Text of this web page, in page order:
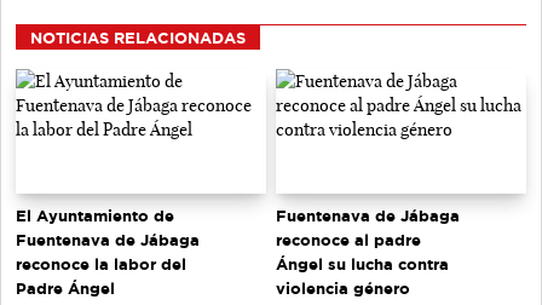
NOTICIAS RELACIONADAS
El Ayuntamiento de
Fuentenava de Jábaga
reconoce la labor del
Padre Ángel
Fuentenava de Jábaga
reconoce al padre
Ángel su lucha contra
violencia género